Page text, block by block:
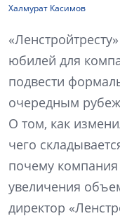
Халмурат Касимов
юбилей для
подвести
очередным
О том, как
чего
почему
увеличения
директор